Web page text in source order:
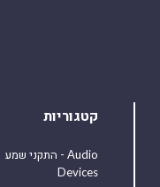
קטגוריות
התקני שמע - Audio
Devices